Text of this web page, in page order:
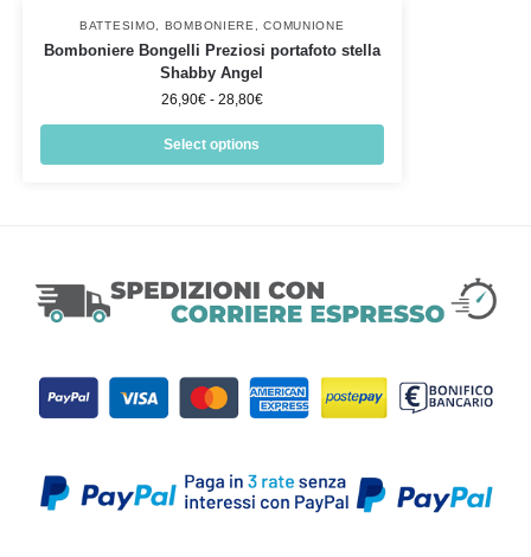
BATTESIMO BOMBONIERE ,COMUNIONE
Bomboniere Bongelli Preziosi portafoto stella
Shabby Angel
26,90€ - 28,80€
Select options